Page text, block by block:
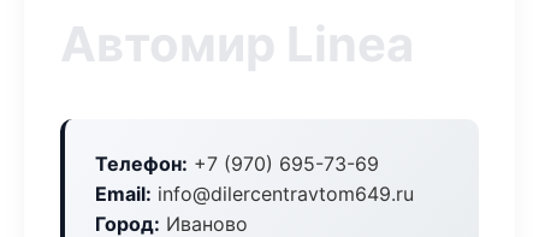
Автомир Linea
Телефон: +7 (970) 695-73-69
Email: info@dilercentravtom649.ru
Город: Иваново